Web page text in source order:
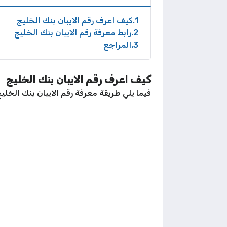
1 كيف اعرف رقم الايبان بنك الخليج
2 رابط معرفة رقم الايبان بنك الخليج
3 المراجع
كيف اعرف رقم الايبان بنك الخليج
فيما يلي طريقة معرفة رقم الايبان بنك